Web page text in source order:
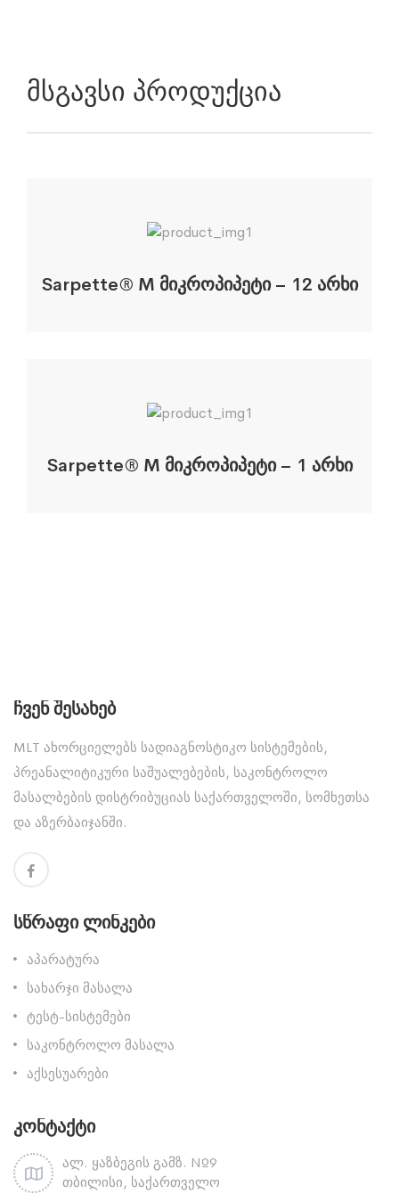
Მსგავსი Პროდუქცია
Sarpette® M მიკროპიპეტი – 12 არხი
Sarpette® M მიკროპიპეტი – 1 არხი
Ჩვენ Შესახებ
MLT ახორციელებს სადიაგნოსტიკო სისტემების,
პრეანალიტიკური საშუალებების, საკონტროლო
მასალბების დისტრიბუციას საქართველოში, სომხეთსა
და აზერბაიჯანში.
Სწრაფი Ლინკები
აპარატურა
სახარჯი მასალა
ტესტ-სისტემები
საკონტროლო მასალა
აქსესუარები
Კონტაქტი
ალ. ყაზბეგის გამზ. №9
თბილისი, საქართველო